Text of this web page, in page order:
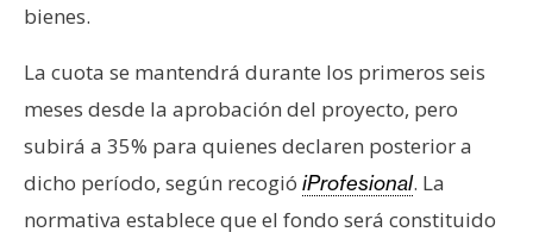
e
m
s
bienes.
La cuota se mantendrá durante los primeros seis
meses desde la aprobación del proyecto, pero
subirá a 35% para quienes declaren posterior a
dicho período, según recogió iProfesional. La
normativa establece que el fondo será constituido